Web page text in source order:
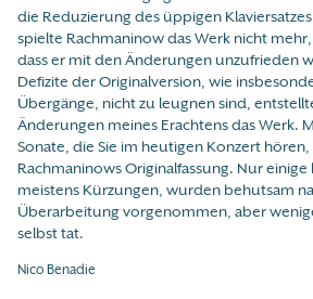
die Reduzierung des üppigen
spielte Rachmaninow das Werk nicht
dass er mit den Änderungen unzufrieden
Defizite der Originalversion, wie
Übergänge, nicht zu leugnen sind,
Änderungen meines Erachtens das Werk.
Sonate, die Sie im heutigen Konzert
Rachmaninows Originalfassung. Nur
meistens Kürzungen, wurden behutsam
Überarbeitung vorgenommen, aber
selbst tat.
Nico Benadie